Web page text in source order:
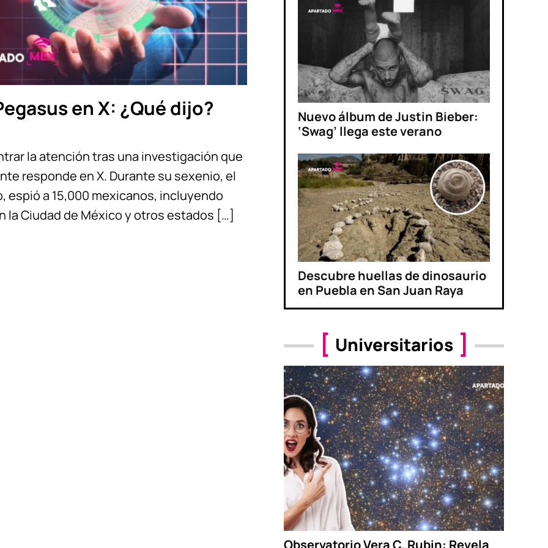
en X: ¿Qué dijo?
la atención tras una investigación que
responde en X. Durante su sexenio, el
espió a 15,000 mexicanos, incluyendo
la Ciudad de México y otros estados […]
Nuevo álbum de Justin Bieber:
‘Swag’ llega este verano
Descubre huellas de dinosaurio
en Puebla en San Juan Raya
Universitarios
Observatorio Vera C. Rubin: Revela